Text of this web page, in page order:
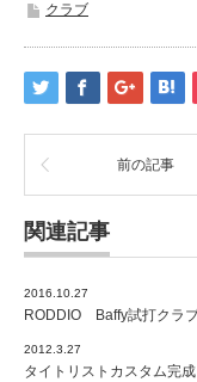
クラブ
前の記事
関連記事
2016.10.27
RODDIO Baffy試打クラブ
2012.3.27
タイトリストカスタム完成